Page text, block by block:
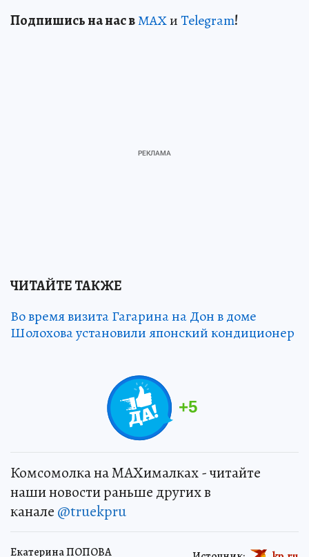
Подпишись на нас вМАХиTelegram!
ЧИТАЙТЕ ТАКЖЕ
Во время визита Гагарина на Дон в доме
Шолохова установили японский кондиционер
+5
Комсомолка на MAXималках - читайте
наши новости раньше других в
канале @truekpru
Екатерина ПОПОВА